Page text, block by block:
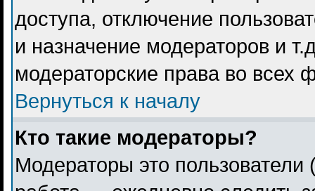
доступа, отключение
и назначение модераторов и
модераторские права во всех
Вернуться к началу
Кто такие модераторы?
Модераторы это пользователи